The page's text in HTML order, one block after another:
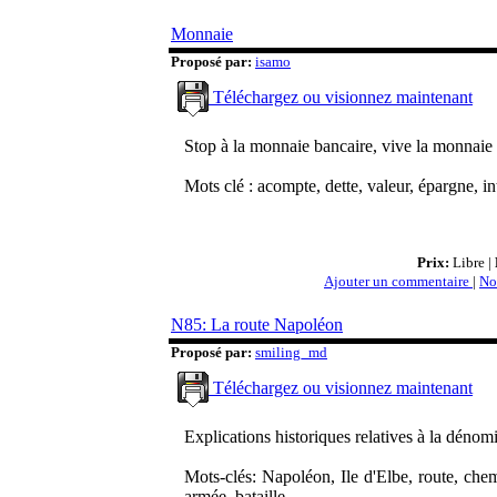
Monnaie
Proposé par: isamo
Téléchargez ou visionnez maintenant
Stop à la monnaie bancaire, vive la monnaie
Mots clé : acompte, dette, valeur, épargne,
Prix: Libre |
Ajouter un commentaire |
N85: La route Napoléon
Proposé par: smiling_md
Téléchargez ou visionnez maintenant
Explications historiques relatives à la
Mots-clés: Napoléon, Ile d'Elbe, route,